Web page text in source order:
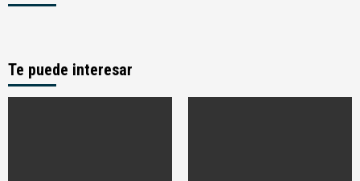
Te puede interesar